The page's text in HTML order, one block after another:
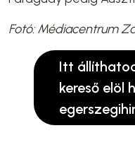
Fotó: Médiacentrum
Itt
kereső elöl